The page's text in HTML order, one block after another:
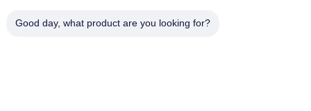
Good day, what product are you looking for?